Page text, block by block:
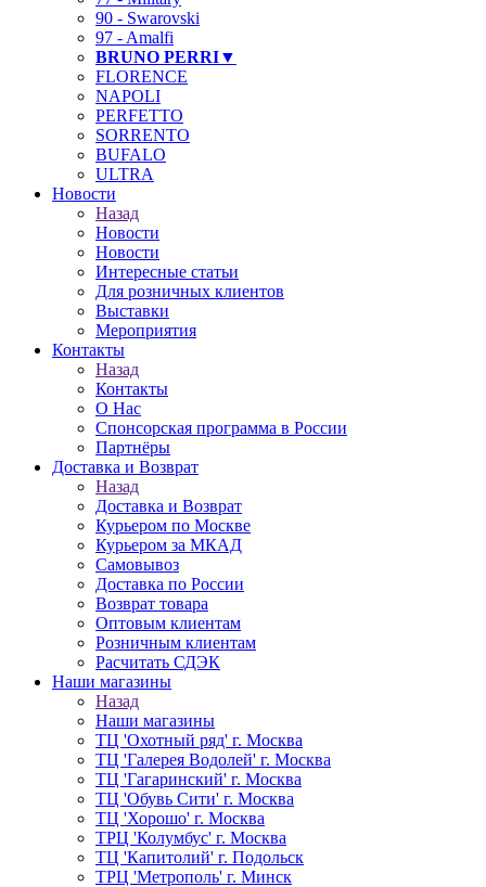
90 - Swarovski
97 - Amalfi
BRUNO PERRI▼
FLORENCE
NAPOLI
PERFETTO
SORRENTO
BUFALO
ULTRA
Новости
Назад
Новости
Новости
Интересные статьи
Для розничных клиентов
Выставки
Мероприятия
Контакты
Назад
Контакты
О Нас
Спонсорская программа в России
Партнёры
Доставка и Возврат
Назад
Доставка и Возврат
Курьером по Москве
Курьером за МКАД
Самовывоз
Доставка по России
Возврат товара
Оптовым клиентам
Розничным клиентам
Расчитать СДЭК
Наши магазины
Назад
Наши магазины
ТЦ 'Охотный ряд' г. Москва
ТЦ 'Галерея Водолей' г. Москва
ТЦ 'Гагаринский' г. Москва
ТЦ 'Обувь Сити' г. Москва
ТЦ 'Хорошо' г. Москва
ТРЦ 'Колумбус' г. Москва
ТЦ 'Капитолий' г. Подольск
ТРЦ 'Метрополь' г. Минск
❄